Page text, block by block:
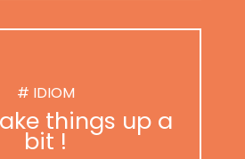
# IDIOM
things up a
bit !